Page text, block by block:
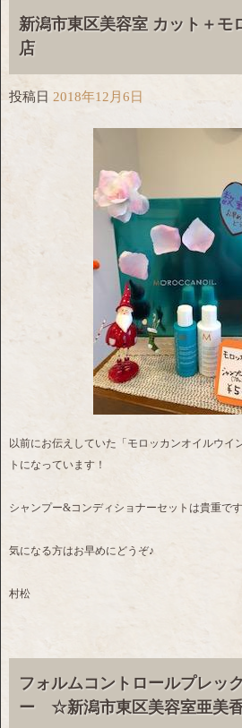
新潟市東区美容室 カット＋モ
店
投稿日 2018年12月6日
以前にお伝えしていた「モロッカンオイルウイ
トになっています！
シャンプー&コンディショナーセットは貴重で
気になる方はお早めにどうぞ♪
村松
フォルムコントロールプレッ
ー ☆新潟市東区美容室亜美